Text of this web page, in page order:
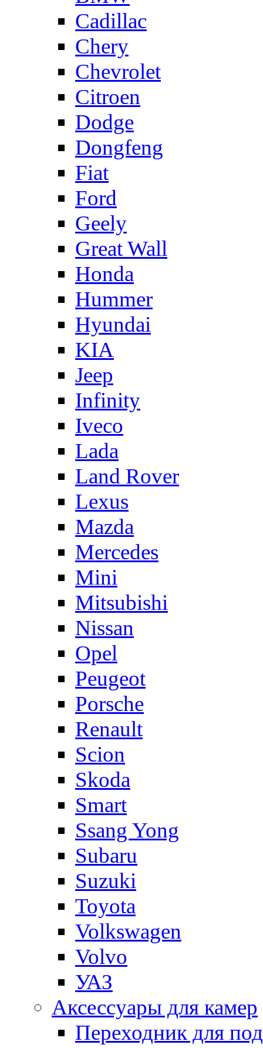
Cadillac
Chery
Chevrolet
Citroen
Dodge
Dongfeng
Fiat
Ford
Geely
Great Wall
Honda
Hummer
Hyundai
KIA
Jeep
Infinity
Iveco
Lada
Land Rover
Lexus
Mazda
Mercedes
Mini
Mitsubishi
Nissan
Opel
Peugeot
Porsche
Renault
Scion
Skoda
Smart
Ssang Yong
Subaru
Suzuki
Toyota
Volkswagen
Volvo
УАЗ
Аксессуары для камер
Переходник для